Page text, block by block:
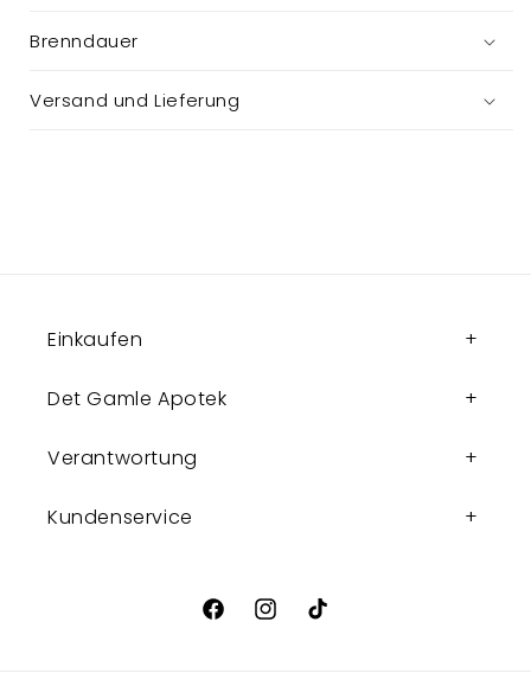
Brenndauer
Versand und Lieferung
Einkaufen
Det Gamle Apotek
Verantwortung
Kundenservice
FacebookInstagram
TikTok